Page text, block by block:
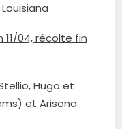
04, récolte fin
Hugo et
et Arisona